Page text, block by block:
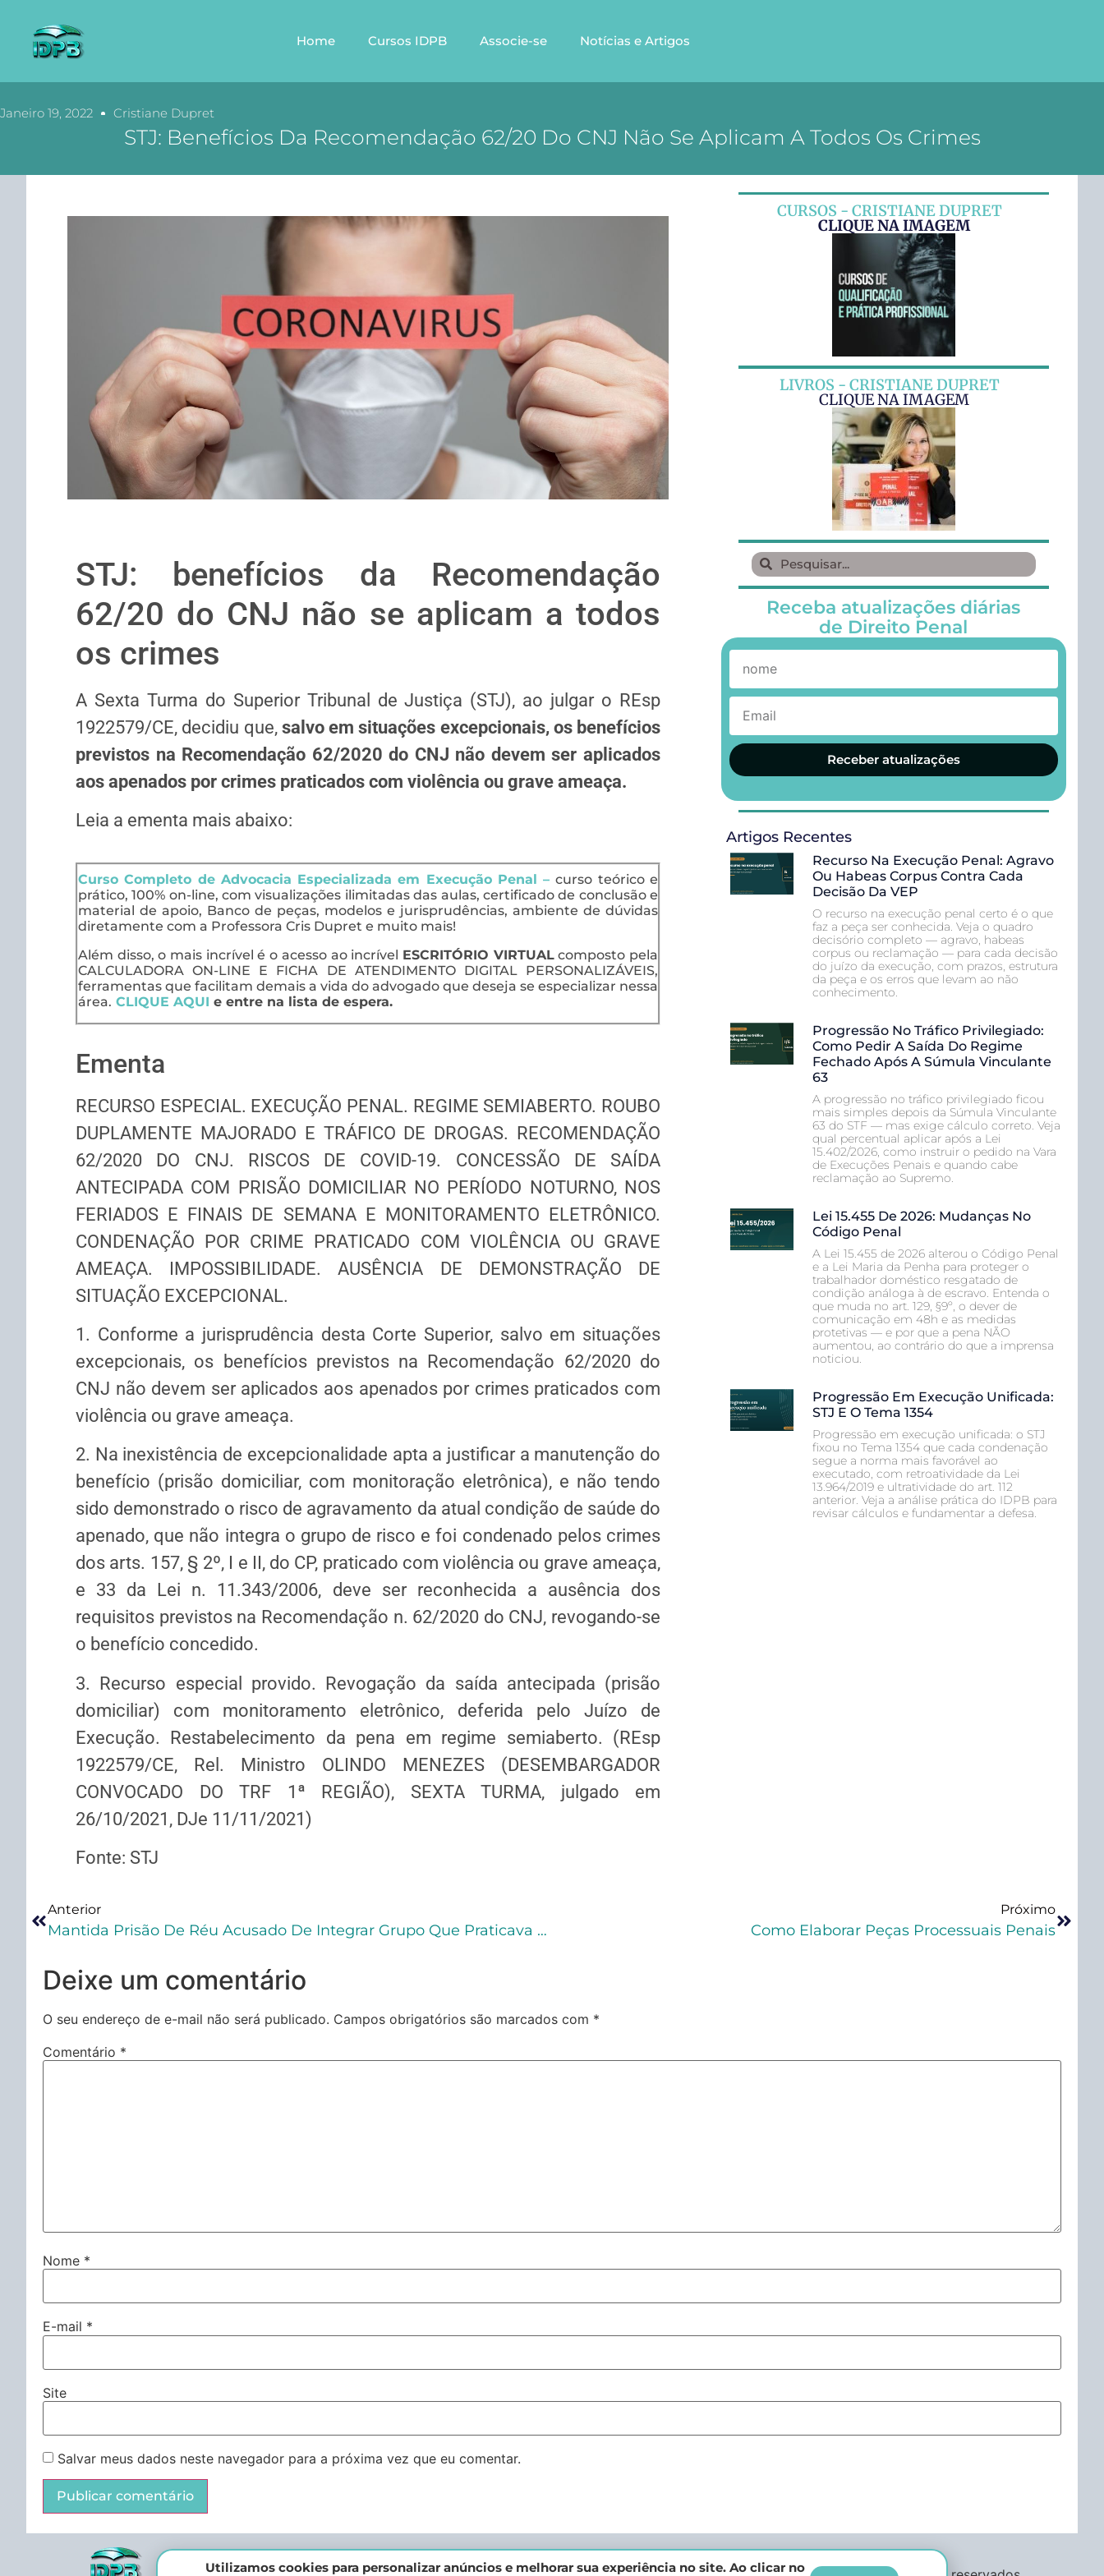
Home Cursos IDPB Associe-se Notícias e Artigos
Janeiro 19, 2022 Cristiane Dupret
STJ: Benefícios Da Recomendação 62/20 Do CNJ Não Se Aplicam A Todos Os Crimes
STJ: benefícios da Recomendação
62/20 do CNJ não se aplicam a todos
os crimes
A Sexta Turma do Superior Tribunal de Justiça (STJ), ao julgar o REsp
1922579/CE, decidiu que, salvo em situações excepcionais, os benefícios
previstos na Recomendação 62/2020 do CNJ não devem ser aplicados
aos apenados por crimes praticados com violência ou grave ameaça.
Leia a ementa mais abaixo:
Curso Completo de Advocacia Especializada em Execução Penal –curso teórico e
prático, 100% on-line, com visualizações ilimitadas das aulas, certificado de conclusão e
material de apoio, Banco de peças, modelos e jurisprudências, ambiente de dúvidas
diretamente com a Professora Cris Dupret e muito mais!
Além disso, o mais incrível é o acesso ao incrível ESCRITÓRIO VIRTUALcomposto pela
CALCULADORA ON-LINE E FICHA DE ATENDIMENTO DIGITAL PERSONALIZÁVEIS,
ferramentas que facilitam demais a vida do advogado que deseja se especializar nessa
área. CLIQUE AQUI e entre na lista de espera.
Ementa
RECURSO ESPECIAL. EXECUÇÃO PENAL. REGIME SEMIABERTO. ROUBO
DUPLAMENTE MAJORADO E TRÁFICO DE DROGAS. RECOMENDAÇÃO
62/2020 DO CNJ. RISCOS DE COVID-19. CONCESSÃO DE SAÍDA
ANTECIPADA COM PRISÃO DOMICILIAR NO PERÍODO NOTURNO, NOS
FERIADOS E FINAIS DE SEMANA E MONITORAMENTO ELETRÔNICO.
CONDENAÇÃO POR CRIME PRATICADO COM VIOLÊNCIA OU GRAVE
AMEAÇA. IMPOSSIBILIDADE. AUSÊNCIA DE DEMONSTRAÇÃO DE
SITUAÇÃO EXCEPCIONAL.
1. Conforme a jurisprudência desta Corte Superior, salvo em situações
excepcionais, os benefícios previstos na Recomendação 62/2020 do
CNJ não devem ser aplicados aos apenados por crimes praticados com
violência ou grave ameaça.
2. Na inexistência de excepcionalidade apta a justificar a manutenção do
benefício (prisão domiciliar, com monitoração eletrônica), e não tendo
sido demonstrado o risco de agravamento da atual condição de saúde do
apenado, que não integra o grupo de risco e foi condenado pelos crimes
dos arts. 157, § 2º, I e II, do CP, praticado com violência ou grave ameaça,
e 33 da Lei n. 11.343/2006, deve ser reconhecida a ausência dos
requisitos previstos na Recomendação n. 62/2020 do CNJ, revogando-se
o benefício concedido.
3. Recurso especial provido. Revogação da saída antecipada (prisão
domiciliar) com monitoramento eletrônico, deferida pelo Juízo de
Execução. Restabelecimento da pena em regime semiaberto. (REsp
1922579/CE, Rel. Ministro OLINDO MENEZES (DESEMBARGADOR
CONVOCADO DO TRF 1ª REGIÃO), SEXTA TURMA, julgado em
26/10/2021, DJe 11/11/2021)
Fonte: STJ
CURSOS - CRISTIANE DUPRET
CLIQUE NA IMAGEM
LIVROS - CRISTIANE DUPRET
CLIQUE NA IMAGEM
Receba atualizações diárias
de Direito Penal
Receber atualizações
Artigos Recentes
Recurso Na Execução Penal: Agravo
Ou Habeas Corpus Contra Cada
Decisão Da VEP
O recurso na execução penal certo é o que
faz a peça ser conhecida. Veja o quadro
decisório completo — agravo, habeas
corpus ou reclamação — para cada decisão
do juízo da execução, com prazos, estrutura
da peça e os erros que levam ao não
conhecimento.
Progressão No Tráfico Privilegiado:
Como Pedir A Saída Do Regime
Fechado Após A Súmula Vinculante
63
A progressão no tráfico privilegiado ficou
mais simples depois da Súmula Vinculante
63 do STF — mas exige cálculo correto. Veja
qual percentual aplicar após a Lei
15.402/2026, como instruir o pedido na Vara
de Execuções Penais e quando cabe
reclamação ao Supremo.
Lei 15.455 De 2026: Mudanças No
Código Penal
A Lei 15.455 de 2026 alterou o Código Penal
e a Lei Maria da Penha para proteger o
trabalhador doméstico resgatado de
condição análoga à de escravo. Entenda o
que muda no art. 129, §9º, o dever de
comunicação em 48h e as medidas
protetivas — e por que a pena NÃO
aumentou, ao contrário do que a imprensa
noticiou.
Progressão Em Execução Unificada:
STJ E O Tema 1354
Progressão em execução unificada: o STJ
fixou no Tema 1354 que cada condenação
segue a norma mais favorável ao
executado, com retroatividade da Lei
13.964/2019 e ultratividade do art. 112
anterior. Veja a análise prática do IDPB para
revisar cálculos e fundamentar a defesa.
Anterior
Mantida Prisão De Réu Acusado De Integrar Grupo Que Praticava “golpe Do Motoboy”
Próximo
Como Elaborar Peças Processuais Penais
Deixe um comentário
O seu endereço de e-mail não será publicado. Campos obrigatórios são marcados com *
Comentário *
Nome *
E-mail *
Site
Salvar meus dados neste navegador para a próxima vez que eu comentar.
Utilizamos cookies para personalizar anúncios e melhorar sua experiência no site. Ao clicar no